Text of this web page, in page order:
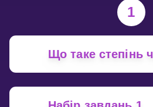
1
Що таке степінь